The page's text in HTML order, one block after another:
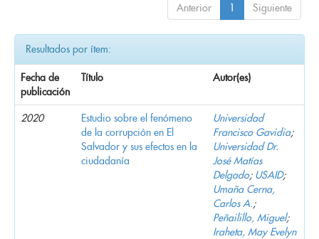
Anterior 1 Siguiente
Resultados por ítem:
Fecha de
publicación
Título Autor(es)
2020
Estudio sobre el fenómeno
de la corrupción en El
Salvador y sus efectos en la
ciudadanía
Universidad
Francisco Gavidia;
Universidad Dr.
José Matías
Delgado; USAID;
Umaña Cerna,
Carlos A.;
Peñailillo, Miguel;
Iraheta, May Evelyn